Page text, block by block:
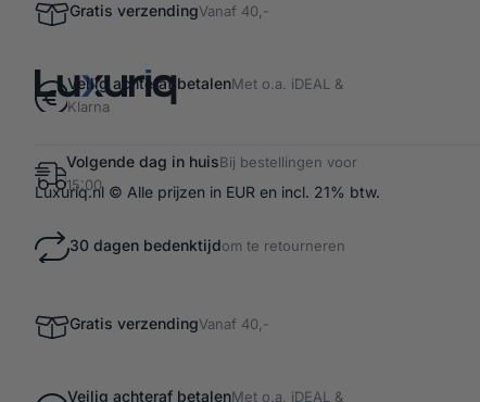
Gratis verzendingVanaf 40,-
Veilig achteraf betalenMet o.a. iDEAL &
Klarna
Volgende dag in huisBij bestellingen voor
15:00
30 dagen bedenktijdom te retourneren
Gratis verzendingVanaf 40,-
Veilig achteraf betalenMet o.a. iDEAL &
Luxuriq.nl © Alle prijzen in EUR en incl. 21% btw.